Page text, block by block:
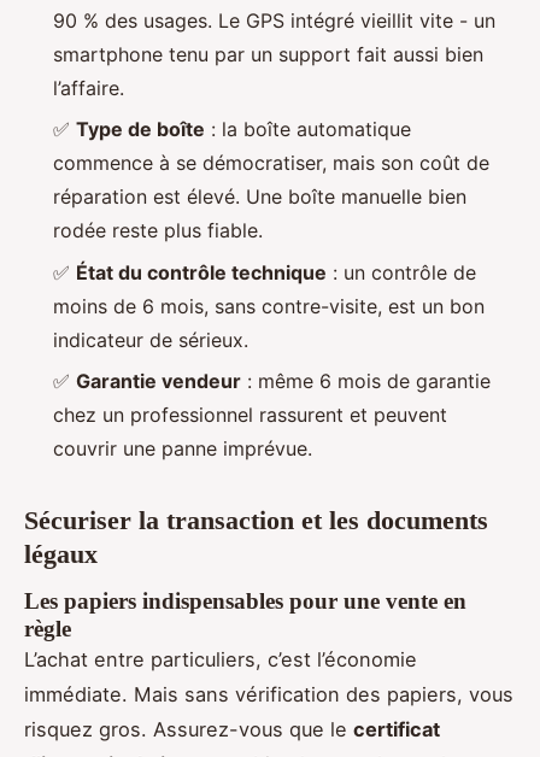
90 % des usages. Le GPS intégré vieillit vite - un
smartphone tenu par un support fait aussi bien
l’affaire.
✅ Type de boîte : la boîte automatique
commence à se démocratiser, mais son coût de
réparation est élevé. Une boîte manuelle bien
rodée reste plus fiable.
✅ État du contrôle technique : un contrôle de
moins de 6 mois, sans contre-visite, est un bon
indicateur de sérieux.
✅ Garantie vendeur : même 6 mois de garantie
chez un professionnel rassurent et peuvent
couvrir une panne imprévue.
Sécuriser la transaction et les documents
légaux
Les papiers indispensables pour une vente en
règle
L’achat entre particuliers, c’est l’économie
immédiate. Mais sans vérification des papiers, vous
risquez gros. Assurez-vous que le certificat